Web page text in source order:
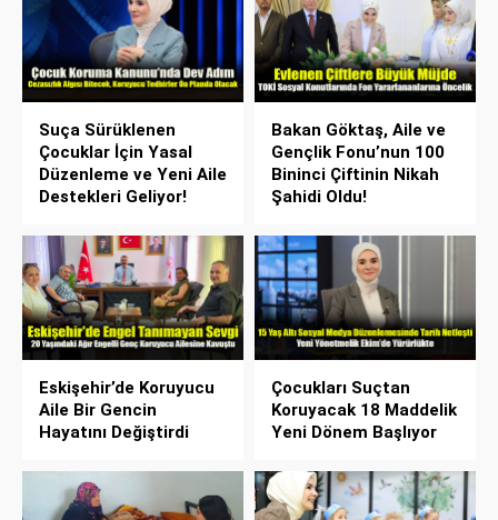
Suça Sürüklenen
Çocuklar İçin Yasal
Düzenleme ve Yeni Aile
Destekleri Geliyor!
Bakan Göktaş, Aile ve
Gençlik Fonu’nun 100
Bininci Çiftinin Nikah
Şahidi Oldu!
Eskişehir’de Koruyucu
Aile Bir Gencin
Hayatını Değiştirdi
Çocukları Suçtan
Koruyacak 18 Maddelik
Yeni Dönem Başlıyor